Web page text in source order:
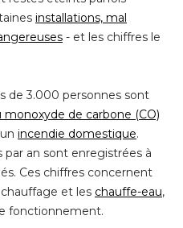
installations, mal
- et les chiffres le
de 3.000 personnes sont
monoxyde de carbone (CO)
incendie domestique.
par an sont enregistrées à
Ces chiffres concernent
et les chauffe-eau,
fonctionnement.